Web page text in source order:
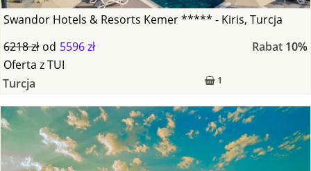
Swandor Hotels & Resorts Kemer ***** - Kiris, Turcja
6218 zł od 5596 zł Rabat 10%
1
Oferta zTUI
Turcja